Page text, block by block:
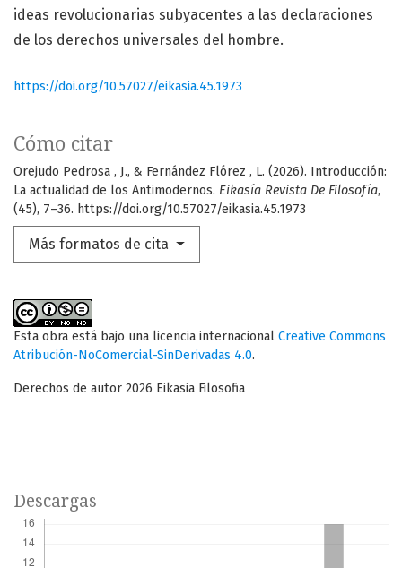
Cómo citar
Orejudo Pedrosa , J., & Fernández Flórez , L. (2026). Introducción:
La actualidad de los Antimodernos. Eikasía Revista De Filosofía,
(45), 7–36. https://doi.org/10.57027/eikasia.45.1973
Más formatos de cita
ideas revolucionarias subyacentes a las declaraciones
de los derechos universales del hombre.
https://doi.org/10.57027/eikasia.45.1973
Esta obra está bajo una licencia internacional Creative Commons
Atribución-NoComercial-SinDerivadas 4.0.
Derechos de autor 2026 Eikasia Filosofia
Descargas